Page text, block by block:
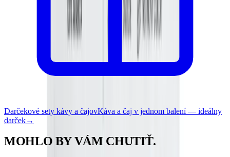
Darčekové sety kávy a čajovKáva a čaj v jednom balení — ideálny
darček→
MOHLO BY VÁM CHUTIŤ.